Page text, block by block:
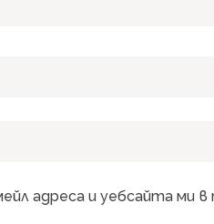
адреса и уебсайта